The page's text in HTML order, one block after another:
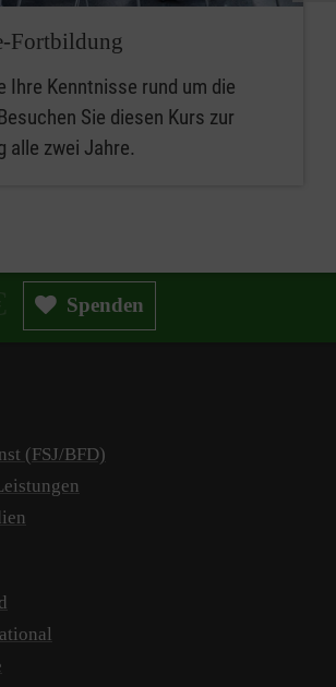
Fortbildung
Ihre Kenntnisse rund um die
Sie diesen Kurs zur
alle zwei Jahre.
in Euro Spenden
(FSJ/BFD)